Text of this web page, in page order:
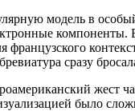
модель в
компоненты.
сразу
жест
было